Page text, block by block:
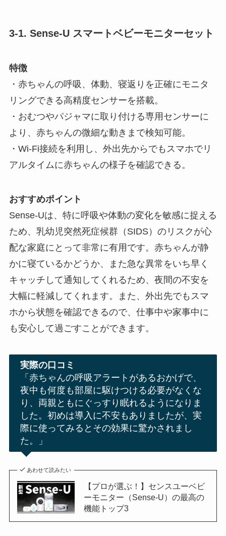
3-1. Sense-U スマートベビーモニターセット
特徴
・赤ちゃんの呼吸、体動、寝返りを正確にモニタ
リングできる高精度センサーを搭載。
・おむつやパジャマに取り付ける専用センサーに
より、赤ちゃんの微細な動きまで検知可能。
・Wi-Fi接続を利用し、外出先からでもスマホでリ
アルタイムに赤ちゃんの様子を確認できる。
おすすめポイント
Sense-Uは、特に呼吸や体動の変化を敏感に捉える
ため、乳幼児突然死症候群（SIDS）のリスクが心
配な家庭にとって非常に有用です。赤ちゃんが静
かに寝ているかどうか、また急な異常をいち早く
キャッチして通知してくれるため、夜間の不安を
大幅に軽減してくれます。また、外出先でもスマ
ホから状態を確認できるので、仕事中や家事中に
も安心して過ごすことができます。
実際の口コミ
「赤ちゃんの呼吸アラートがあるおかげで、
夜中も何度も部屋に駆けつける必要がなくな
り、両親ともにぐっすり眠れるようになりま
した。初めは導入に不安もありましたが、実
際に使ってみるとその効果に驚かされまし
た。」
あわせて読みたい
【プロが選ぶ！】センスユーベビ
ーモニター（Sense-U）の最高の
機能トップ3